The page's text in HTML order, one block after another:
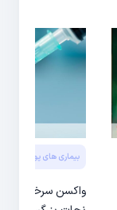
بیماری های پوست و مو
واکسن سرخک در